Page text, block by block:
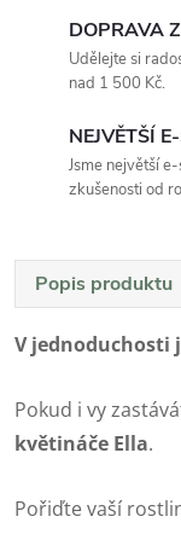
DOPRAVA
Udělejte si
nad 1 500 Kč.
NEJVĚTŠÍ
Jsme největší
zkušenosti od
Popis produktu
V jednoduchosti
Pokud i vy
květináče Ella.
Pořiďte vaší